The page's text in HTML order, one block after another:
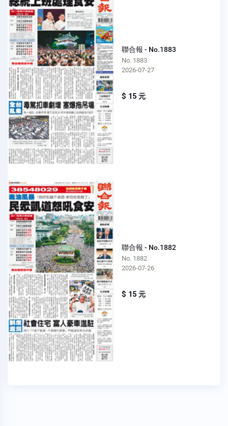
聯合報 - No.1883
No. 1883
2026-07-27
$ 15 元
聯合報 - No.1882
No. 1882
2026-07-26
$ 15 元